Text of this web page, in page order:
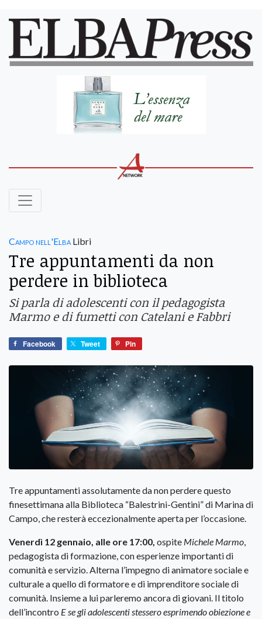
Campo nell'Elba Libri
Tre appuntamenti da non
perdere in biblioteca
Si parla di adolescenti con il pedagogista
Marmo e di fumetti con Catelani e Fabbri
Facebook Tweet Pin
Tre appuntamenti assolutamente da non perdere questo
finesettimana alla Biblioteca “Balestrini-Gentini” di Marina di
Campo, che resterà eccezionalmente aperta per l’occasione.
Venerdì 12 gennaio, alle ore 17:00, ospite Michele Marmo
pedagogista di formazione, con esperienze importanti di
comunità e servizio. Alterna l’impegno di animatore sociale e
culturale a quello di formatore e di imprenditore sociale di
comunità. Insieme a lui parleremo ancora di giovani. Il titolo
dell’incontro E se gli adolescenti stessero esprimendo obiezione e